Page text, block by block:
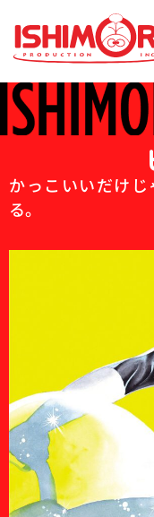
かっこいいだけ
る。